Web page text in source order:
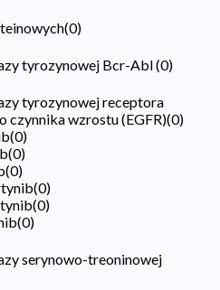
(0)
tyrozynowej Bcr-Abl(0)
tyrozynowej receptora
czynnika wzrostu (EGFR)(0)
(0)
(0)
(0)
(0)
(0)
(0)
serynowo-treoninowej